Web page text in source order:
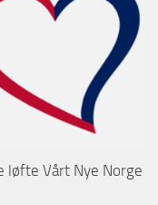
løfte Vårt Nye Norge